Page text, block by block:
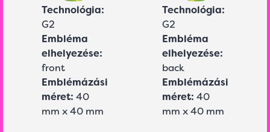
Technológia:
G2
Embléma
elhelyezése:
front
Emblémázási
méret: 40
mm x 40 mm
Technológia:
G2
Embléma
elhelyezése:
back
Emblémázási
méret: 40
mm x 40 mm